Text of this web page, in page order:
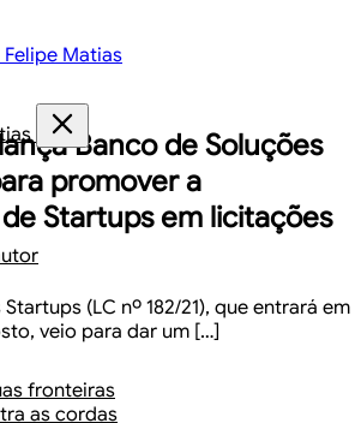
Matias
fronteiras
as cordas
Banco de Soluções
promover a
Startups em licitações
(LC nº 182/21), que entrará em
veio para dar um […]